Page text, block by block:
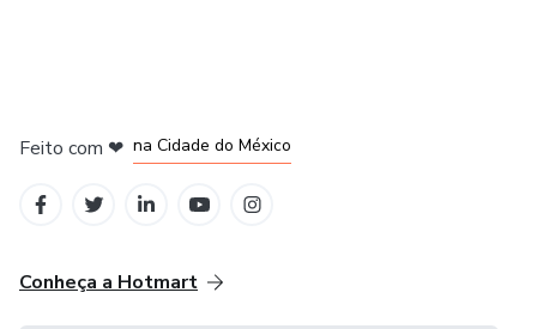
Feito com ❤ na Cidade do México
Conheça a Hotmart